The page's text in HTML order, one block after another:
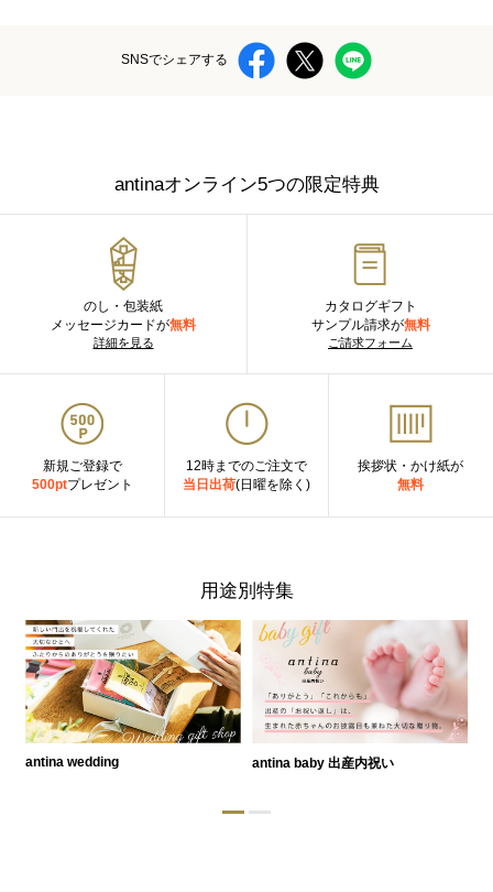
SNSでシェアする
antinaオンライン5つの限定特典
のし・包装紙
メッセージカードが無料
詳細を見る
カタログギフト
サンプル請求が無料
ご請求フォーム
新規ご登録で
500ptプレゼント
12時までのご注文で
当日出荷(日曜を除く)
挨拶状・かけ紙が
無料
用途別特集
antina wedding antina baby 出産内祝い